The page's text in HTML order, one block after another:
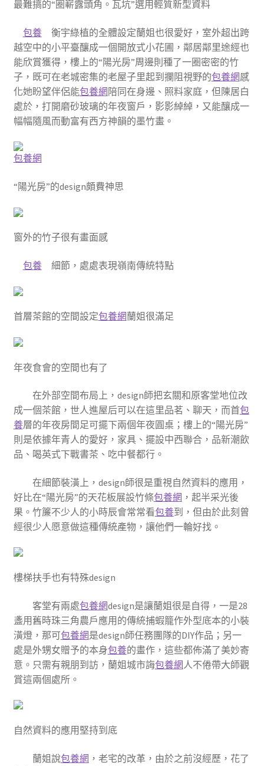
最難搞的“圈嶄露頭角。瓦坑”選用輕質新型資料
包養衡宇綠植的全體設定蘭姐也很愛好，室外超出跨
越空中的小平臺釀成一個開放式小花圃，鄰居鄰里途經也
能欣賞獲得，樓上的“陽光房”周邊則種了一圈密密的竹
子，既可在老城密集的老屋子里起到攔阻視野的包養網感
化她盼望伴侶能包養網陪同在身邊、照料家庭，但陳居白
處於，打開磨砂玻璃的年夜窗戶，影影綽綽，又能釀成一
幅幅隨風而動富有西方神韻的墨竹畫。
包養網
“陽光房”的design頗費神思
窗外的竹子很有畫面感
包養細節，處處表現嶺南傳統特點
首層茶館的空間設定包養網蘭姐很滿足
年夜食會的空間也有了
在外部空間布局上，design師把玄關和原客堂地位改
成一個茶館，世人進屋后可以在這里品茗、聊天，而首包
養層的年夜房間足可擺下兩個年夜圓桌；樓上的“陽光房”
則是依據年青人的愛好，家具、擺設中西聯合，品新潮飲
品、喝英式下戰書茶、吃中餐都行。
在細節裝潢上，design師很是重視自然資料的應用，
好比在“陽光房”的天花板展設竹條包養網 ，起半采光後
果。竹簾不少人的小時辰會常常看包養到，但由於此刻曾
經很少人愿意做這種傳統產物，讓他們一輪好找。
樓梯扶手也有特殊design
客堂有兩處包養網design是讓蘭姐很是自得，一是28
盞用舊時珠三角農戶應用的傳統捕蝦籠作外型底本的小裝
潢燈，那可包養網是design師任務團隊的DIY作品；另一
處是外甥女贈予的本身包養的畫作，這些都佈滿了美妙寄
意。只需有親朋到訪，蘭姐城市誨包養網人不倦帶大師觀
賞這兩個處所。
自然資料的應用堅持到底
蘭姐說包養網 ，老宅的改革，由於之前沒經歷，花了